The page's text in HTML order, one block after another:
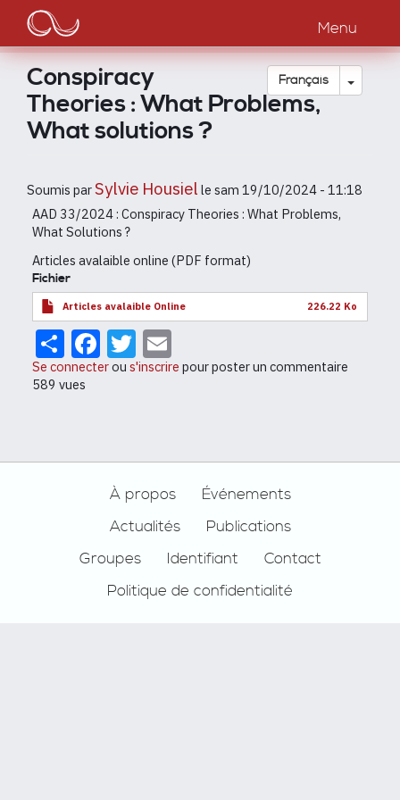
contenu
principal
Main
navigation
Menu
Français Toggle
Conspiracy
Theories : What Problems,
What solutions ?
Soumis parSylvie Housiel le sam 19/10/2024 - 11:18
AAD 33/2024 : Conspiracy Theories : What Problems,
What Solutions ?
Articles avalaible online (PDF format)
Fichier
Articles avalaible Online 226.22 Ko
ShareFacebook
Twitter
Se connecterou s'inscrire pour poster un commentaire
589 vues
À propos
Événements
Actualités
Publications
Groupes
Identifiant
Contact
Politique de confidentialité